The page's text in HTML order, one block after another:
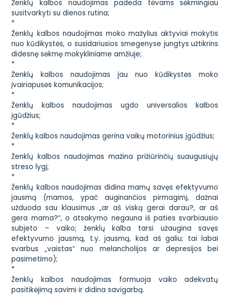
Ženklų kalbos naudojimas padeda tėvams sėkmingiau
susitvarkyti su dienos rutina;
*
Ženklų kalbos naudojimas moko mažylius aktyviai mokytis
nuo kūdikystės, o susidariusios smegenyse jungtys užtikrins
didesnę sėkmę mokykliniame amžiuje;
*
Ženklų kalbos naudojimas jau nuo kūdikystės moko
įvairiapusės komunikacijos;
*
Ženklų kalbos naudojimas ugdo universalios kalbos
įgūdžius;
*
Ženklų kalbos naudojimas gerina vaikų motorinius įgūdžius;
*
Ženklų kalbos naudojimas mažina prižiūrinčių suaugusiųjų
streso lygį;
*
Ženklų kalbos naudojimas didina mamų savęs efektyvumo
jausmą (mamos, ypač auginančios pirmagimį, dažnai
užduoda sau klausimus „ar aš viską gerai darau?, ar aš
gera mama?“, o atsakymo negauna iš paties svarbiausio
subjeto – vaiko; ženklų kalba tarsi užaugina savęs
efektyvumo jausmą, t.y. jausmą, kad aš galiu; tai labai
svarbus „vaistas“ nuo melancholijos ar depresijos bei
pasimetimo);
*
Ženklų kalbos naudojimas formuoja vaiko adekvatų
pasitikėjimą savimi ir didina savigarbą.